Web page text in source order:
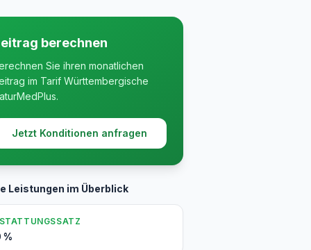
berechnen
Sie ihren monatlichen
im Tarif Württembergische
Jetzt Konditionen anfragen
Leistungen im Überblick
%